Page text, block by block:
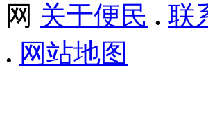
网 关于便民 . 联
. 网站地图